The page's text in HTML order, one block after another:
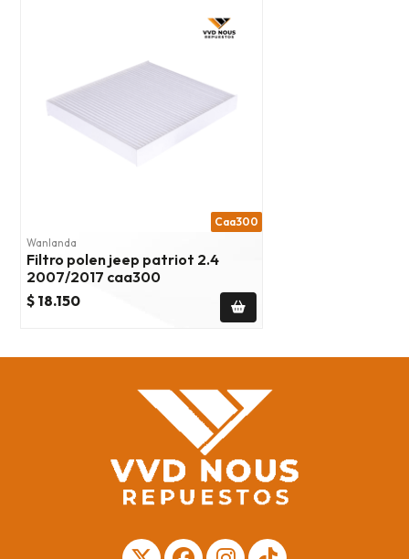
Caa300
Wanlanda
Filtro polen jeep patriot 2.4
2007/2017 caa300
$ 18.150